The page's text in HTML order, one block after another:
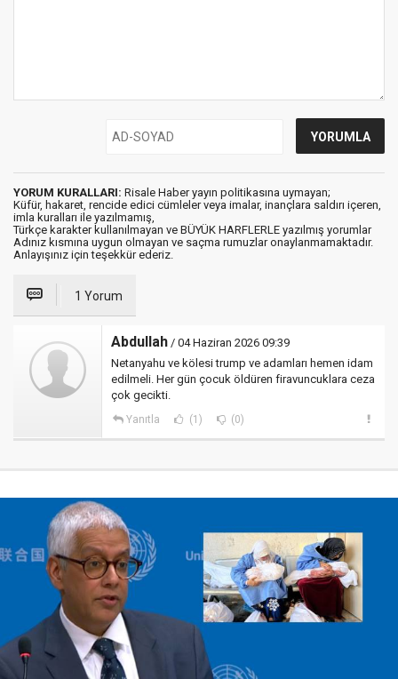
YORUM KURALLARI: Risale Haber yayın politikasına uymayan;
Küfür, hakaret, rencide edici cümleler veya imalar, inançlara saldırı içeren,
imla kuralları ile yazılmamış,
Türkçe karakter kullanılmayan ve BÜYÜK HARFLERLE yazılmış yorumlar
Adınız kısmına uygun olmayan ve saçma rumuzlar onaylanmamaktadır.
Anlayışınız için teşekkür ederiz.
1 Yorum
Abdullah / 04 Haziran 2026 09:39
Netanyahu ve kölesi trump ve adamları hemen idam
edilmeli. Her gün çocuk öldüren firavuncuklara ceza
çok gecikti.
Yanıtla (1) (0)